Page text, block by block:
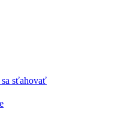
sťahovať